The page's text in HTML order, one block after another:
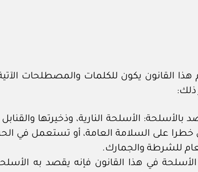
هذا القانون يكون للكلمات والمصطلحات
بالأسلحة: الأسلحة النارية، وذخيرتها
على السلامة العامة، أو تستعمل في
للشرطة والجمارك.
في هذا القانون فإنه يقصد به الأسلحة